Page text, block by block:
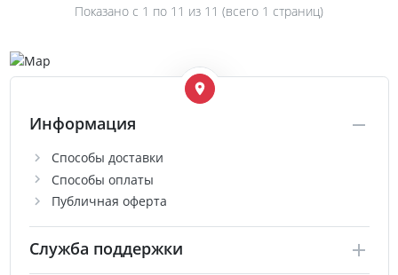
Показано с 1 по 11 из 11 (всего 1 страниц)
Информация
Способы доставки
Способы оплаты
Публичная оферта
Служба поддержки